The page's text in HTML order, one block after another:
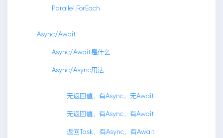
Parallel.ForEach
Async/Await
Async/Await是什么
Async/Async用法
无返回值，有Async，无Await
无返回值，有Async，有Await
返回Task，有Async，有Await